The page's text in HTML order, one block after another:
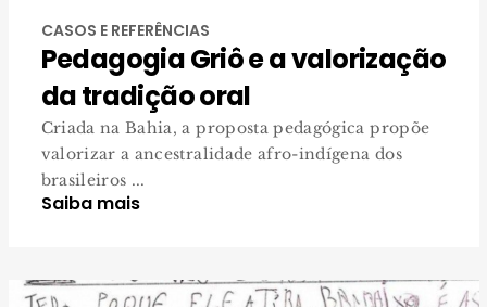
CASOS E REFERÊNCIAS
Pedagogia Griô e a valorização
da tradição oral
Criada na Bahia, a proposta pedagógica propõe
valorizar a ancestralidade afro-indígena dos
brasileiros ...
Saiba mais